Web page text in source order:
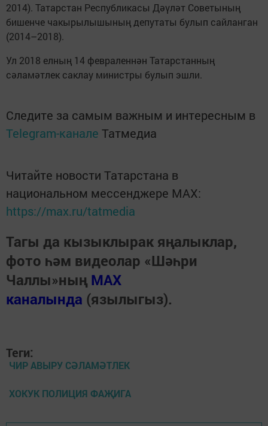
2014). Татарстан Республикасы Дәүләт Советының
бишенче чакырылышының депутаты булып сайланган
(2014–2018).
Ул 2018 елның 14 февраленнән Татарстанның
сәламәтлек саклау министры булып эшли.
Следите за самым важным и интересным в
Telegram-канале Татмедиа
Читайте новости Татарстана в
национальном мессенджере MАХ:
https://max.ru/tatmedia
Тагы да кызыклырак яңалыклар,
фото һәм видеолар «Шәһри
Чаллы»ның MAX
каналында (язылыгыз).
Теги:
ЧИР АВЫРУ СӘЛАМӘТЛЕК
ХОКУК ПОЛИЦИЯ ФАҖИГА